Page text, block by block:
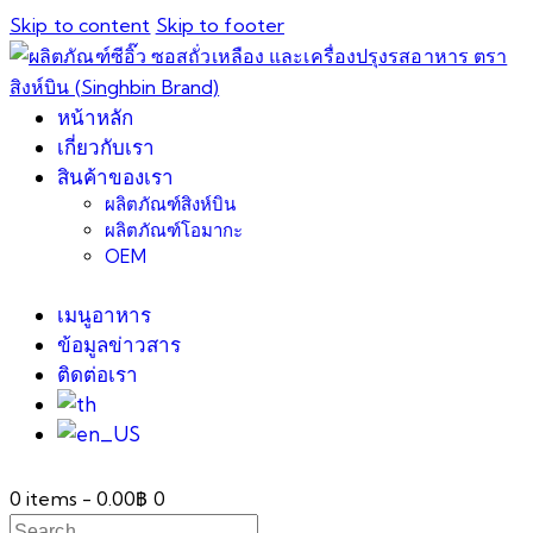
Skip to content Skip to footer
หน้าหลัก
เกี่ยวกับเรา
สินค้าของเรา
ผลิตภัณฑ์สิงห์บิน
ผลิตภัณฑ์โอมากะ
OEM
เมนูอาหาร
ข้อมูลข่าวสาร
ติดต่อเรา
0 items -0.00฿ 0